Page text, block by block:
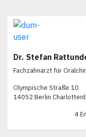
Dr. Stefan
Fachzahnarzt für
Olympische Straße 10
14052 Berlin
4